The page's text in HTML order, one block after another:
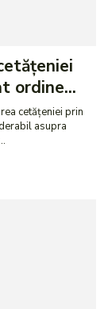
ordine...
cetățeniei prin
asupra